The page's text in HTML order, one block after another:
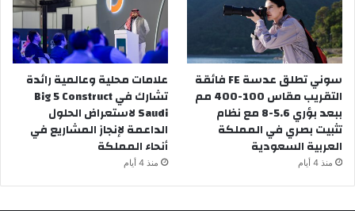
سوني تطلق عدسة FE فائقة
التقريب مقاس 100-400 مم
ببعد بؤري 5.6-8 مع نظام
تثبيت بصري في المملكة
العربية السعودية
منذ 4 أيام
علامات محلية وعالمية رائدة
تشارك في Big 5 Construct
Saudi لاستعراض الحلول
الداعمة لإنجاز المشاريع في
أنحاء المملكة
منذ 4 أيام